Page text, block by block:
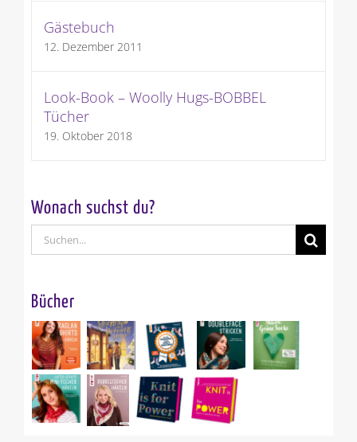
Gästebuch
12. Dezember 2011
Look-Book – Woolly Hugs-BOBBEL
Tücher
19. Oktober 2018
Wonach suchst du?
Suche
nach:
Bücher